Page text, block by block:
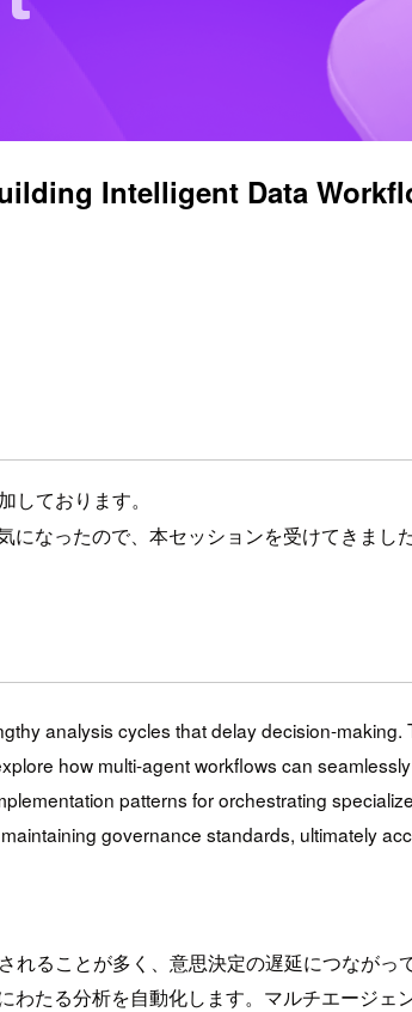
Intelligent Data
ております。
なったので、本セッションを受けてきまし
analysis cycles that delay decision-
how multi-agent workflows can
patterns for orchestrating
governance standards, ultimately
ることが多く、意思決定の遅延につなが
わたる分析を自動化します。マルチエージ